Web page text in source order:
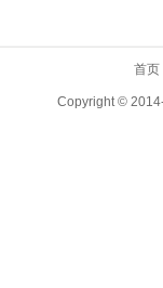
首页
Copyright ©